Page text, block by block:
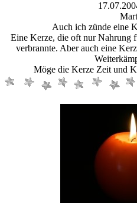
Auch ich zünde eine
Eine Kerze, die oft nur Nahrung
verbrannte. Aber auch eine
Möge die Kerze Zeit und